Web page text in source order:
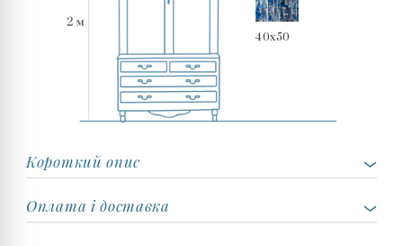
40x50
Короткий опис
Оплата і доставка